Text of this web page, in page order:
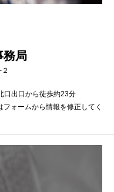
局
口出口から徒歩約23分
ォームから情報を修正してく